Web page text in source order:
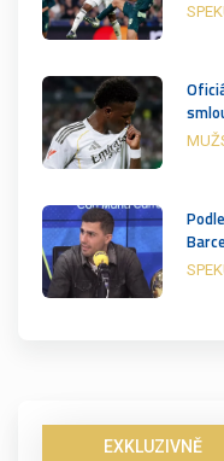
EXKLUZIVNĚ